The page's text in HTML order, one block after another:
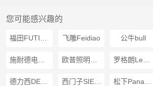
您可能感兴趣的
飞雕Feidiao 公牛bull
西门子SIEMENS